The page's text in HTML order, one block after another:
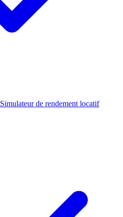
Simulateur de rendement locatif